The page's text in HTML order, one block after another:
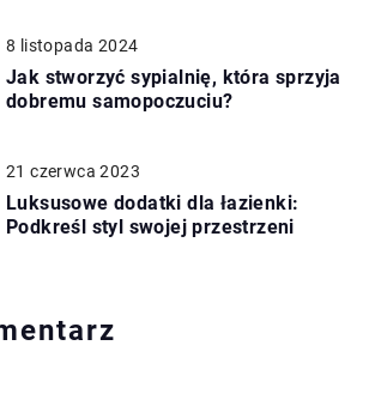
8 listopada 2024
Jak stworzyć sypialnię, która sprzyja
dobremu samopoczuciu?
21 czerwca 2023
Luksusowe dodatki dla łazienki:
Podkreśl styl swojej przestrzeni